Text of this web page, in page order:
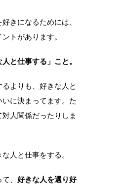
きになるためには、
トがあります。
人と仕事する」こと。
よりも、好きな人と
に決まってます。た
人関係だったりしま
人と仕事をする。
、 好きな人を選り好